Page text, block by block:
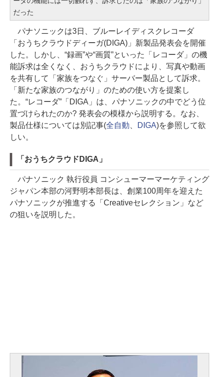
だった
パナソニックは3日、ブルーレイディスクレコーダ
「おうちクラウドディーガ(DIGA)」新製品発表会を開催
した。しかし、“録画”や“画質”といった「レコーダ」の機
能訴求は全くなく、おうちクラウドにより、写真や動画
を共有して「家族をつなぐ」サーバー製品として訴求。
「新たな家族のつながり」のための使い方を提案し
た。“レコーダ”「DIGA」は、パナソニックの中でどう位
置づけられたのか? 発表会の模様から説明する。なお、
製品仕様については別記事(全自動 DIGA)を参照して欲
しい。
「おうちクラウドDIGA」
パナソニック 執行役員 コンシューマーマーケティング
ジャパン本部の河野明本部長は、創業100周年を迎えた
パナソニックが推進する「Creativeセレクション」など
の狙いを説明した。